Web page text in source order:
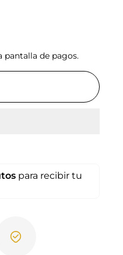
pantalla de pagos.
para recibir tu